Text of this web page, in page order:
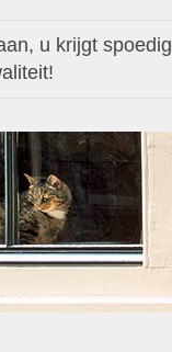
u krijgt spoedig